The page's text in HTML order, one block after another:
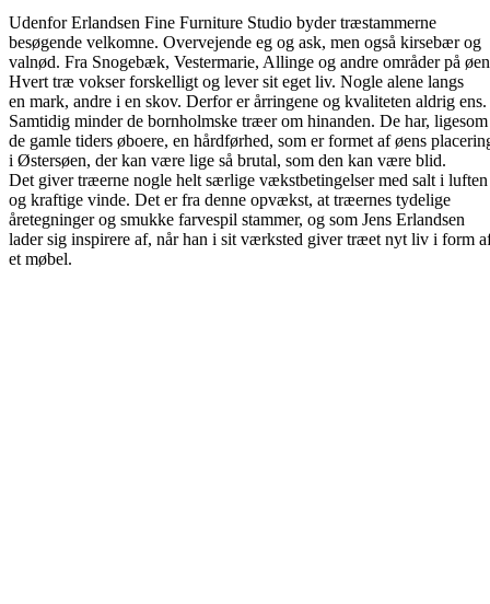
Udenfor Erlandsen Fine Furniture Studio byder træstammerne
besøgende velkomne. Overvejende eg og ask, men også kirsebær og
valnød. Fra Snogebæk, Vestermarie, Allinge og andre områder på
Hvert træ vokser forskelligt og lever sit eget liv. Nogle alene langs
en mark, andre i en skov. Derfor er årringene og kvaliteten aldrig ens.
Samtidig minder de bornholmske træer om hinanden. De har, ligesom
de gamle tiders øboere, en hårdførhed, som er formet af øens
i Østersøen, der kan være lige så brutal, som den kan være blid.
Det giver træerne nogle helt særlige vækstbetingelser med salt i luften
og kraftige vinde. Det er fra denne opvækst, at træernes tydelige
åretegninger og smukke farvespil stammer, og som Jens Erlandsen
lader sig inspirere af, når han i sit værksted giver træet nyt liv i form
et møbel.